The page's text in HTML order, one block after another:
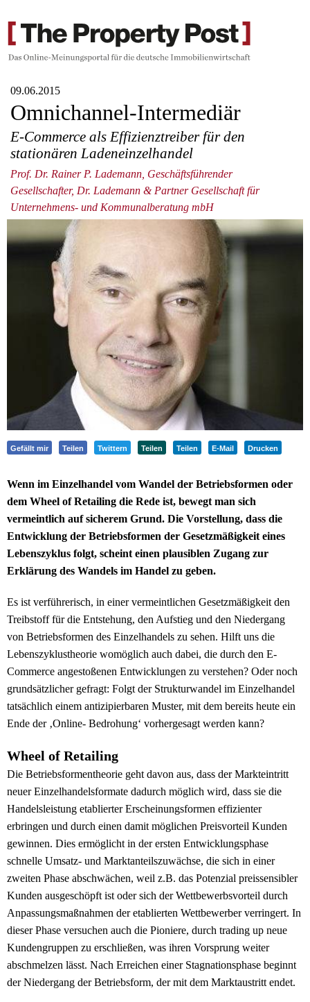
09.06.2015
Omnichannel-Intermediär
E-Commerce als Effizienztreiber für den
stationären Ladeneinzelhandel
Prof. Dr. Rainer P. Lademann, Geschäftsführender
Gesellschafter, Dr. Lademann & Partner Gesellschaft für
Unternehmens- und Kommunalberatung mbH
Gefällt mir Teilen Twittern Teilen Teilen E-Mail Drucken
Wenn im Einzelhandel vom Wandel der Betriebsformen oder
dem Wheel of Retailing die Rede ist, bewegt man sich
vermeintlich auf sicherem Grund. Die Vorstellung, dass die
Entwicklung der Betriebsformen der Gesetzmäßigkeit eines
Lebenszyklus folgt, scheint einen plausiblen Zugang zur
Erklärung des Wandels im Handel zu geben.
Es ist verführerisch, in einer vermeintlichen Gesetzmäßigkeit den
Treibstoff für die Entstehung, den Aufstieg und den Niedergang
von Betriebsformen des Einzelhandels zu sehen. Hilft uns die
Lebenszyklustheorie womöglich auch dabei, die durch den E-
Commerce angestoßenen Entwicklungen zu verstehen? Oder noch
grundsätzlicher gefragt: Folgt der Strukturwandel im Einzelhandel
tatsächlich einem antizipierbaren Muster, mit dem bereits heute ein
Ende der ‚Online- Bedrohung‘ vorhergesagt werden kann?
Wheel of Retailing
Die Betriebsformentheorie geht davon aus, dass der Markteintritt
neuer Einzelhandelsformate dadurch möglich wird, dass sie die
Handelsleistung etablierter Erscheinungsformen effizienter
erbringen und durch einen damit möglichen Preisvorteil Kunden
gewinnen. Dies ermöglicht in der ersten Entwicklungsphase
schnelle Umsatz- und Marktanteilszuwächse, die sich in einer
zweiten Phase abschwächen, weil z.B. das Potenzial preissensibler
Kunden ausgeschöpft ist oder sich der Wettbewerbsvorteil durch
Anpassungsmaßnahmen der etablierten Wettbewerber verringert. In
dieser Phase versuchen auch die Pioniere, durch trading up neue
Kundengruppen zu erschließen, was ihren Vorsprung weiter
abschmelzen lässt. Nach Erreichen einer Stagnationsphase beginnt
der Niedergang der Betriebsform, der mit dem Marktaustritt endet.